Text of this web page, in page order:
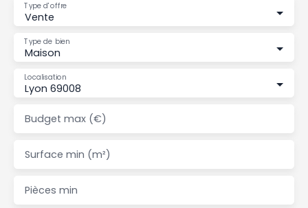
Vente
Type d'offre
Maison
Type de bien
Lyon 69008
Localisation
Budget max (€)
Surface min (m²)
Pièces min